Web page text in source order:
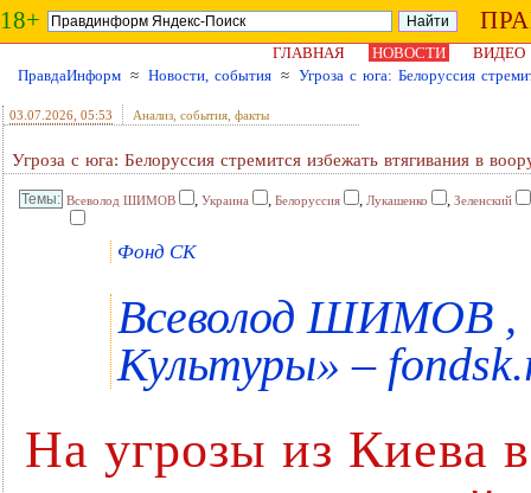
18+
ГЛАВНАЯ НОВОСТИ
ВИДЕО
ПравдаИнформ ≈ Новости, события ≈ Угроза с юга: Белоруссия
03.07.2026 , 05:53 Анализ, события, факты
Угроза с юга: Белоруссия стремится избежать втягивания в
Всеволод ШИМОВ , Украина , Белоруссия , Лукашенко , Зеленский
Фонд СК
Всеволод ШИМОВ ,
Культуры» –
На угрозы из Киева